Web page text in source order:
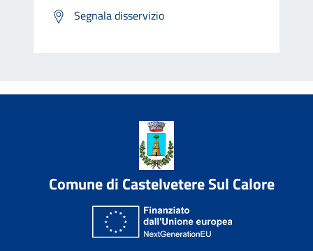
Segnala disservizio
Comune di Castelvetere Sul Calore